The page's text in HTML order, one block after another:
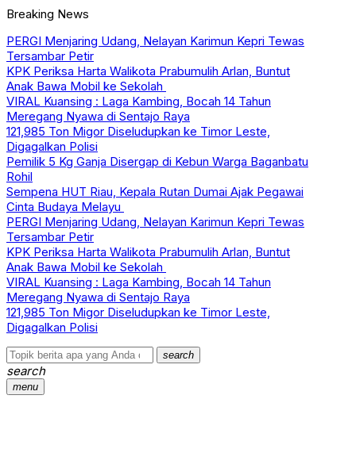
Breaking News
PERGI Menjaring Udang, Nelayan Karimun Kepri Tewas
Tersambar Petir
KPK Periksa Harta Walikota Prabumulih Arlan, Buntut
Anak Bawa Mobil ke Sekolah
VIRAL Kuansing : Laga Kambing, Bocah 14 Tahun
Meregang Nyawa di Sentajo Raya
121,985 Ton Migor Diseludupkan ke Timor Leste,
Digagalkan Polisi
Pemilik 5 Kg Ganja Disergap di Kebun Warga Baganbatu
Rohil
Sempena HUT Riau, Kepala Rutan Dumai Ajak Pegawai
Cinta Budaya Melayu
PERGI Menjaring Udang, Nelayan Karimun Kepri Tewas
Tersambar Petir
KPK Periksa Harta Walikota Prabumulih Arlan, Buntut
Anak Bawa Mobil ke Sekolah
VIRAL Kuansing : Laga Kambing, Bocah 14 Tahun
Meregang Nyawa di Sentajo Raya
121,985 Ton Migor Diseludupkan ke Timor Leste,
Digagalkan Polisi
search
search
menu